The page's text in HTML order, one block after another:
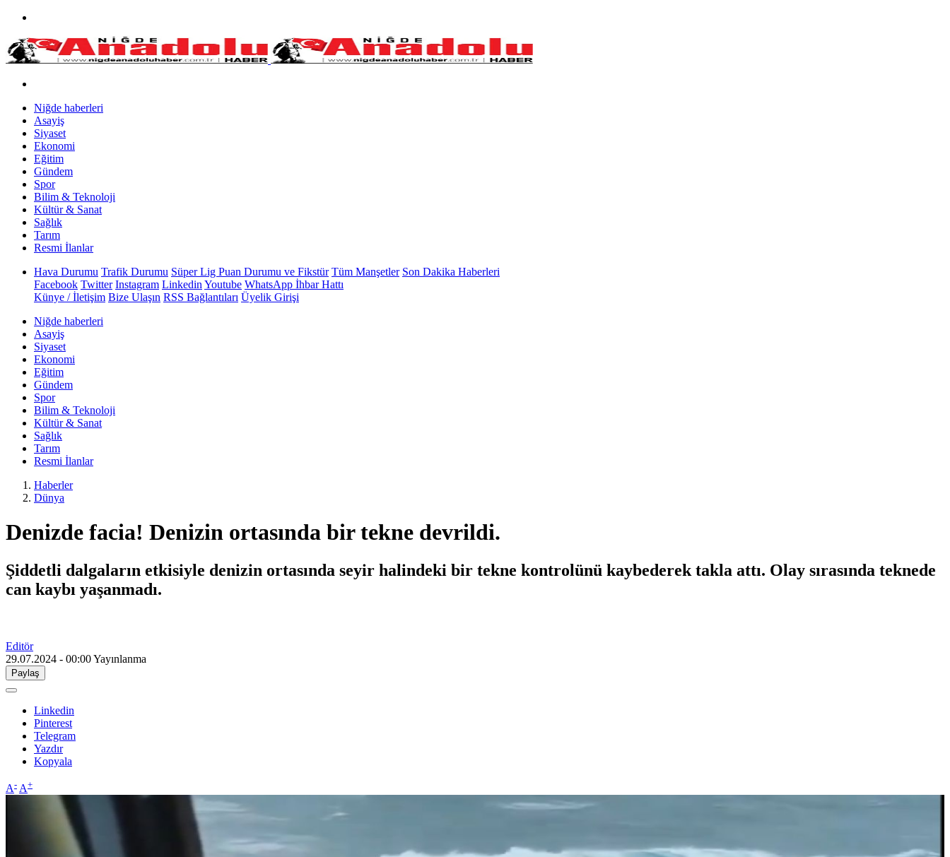
Niğde haberleri
Asayiş
Siyaset
Ekonomi
Eğitim
Gündem
Spor
Bilim & Teknoloji
Kültür & Sanat
Sağlık
Tarım
Resmi İlanlar
Hava Durumu Trafik Durumu Süper Lig Puan Durumu ve Fikstür Tüm Manşetler Son Dakika Haberleri
Facebook Twitter Instagram Linkedin Youtube WhatsApp İhbar Hattı
Künye / İletişim Bize Ulaşın RSS Bağlantıları Üyelik Girişi
Niğde haberleri
Asayiş
Siyaset
Ekonomi
Eğitim
Gündem
Spor
Bilim & Teknoloji
Kültür & Sanat
Sağlık
Tarım
Resmi İlanlar
Haberler
Dünya
Denizde facia! Denizin ortasında bir tekne devrildi.
Şiddetli dalgaların etkisiyle denizin ortasında seyir halindeki bir tekne kontrolünü kaybederek takla attı. Olay sırasında teknede
can kaybı yaşanmadı.
Editör
29.07.2024 - 00:00Yayınlanma
Paylaş
Linkedin
Pinterest
Telegram
Yazdır
Kopyala
A- A+